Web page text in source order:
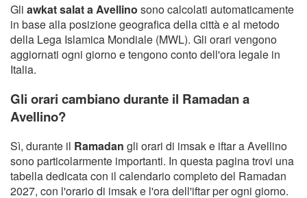
Gli awkat salat a Avellino sono calcolati automaticamente
in base alla posizione geografica della città e al metodo
della Lega Islamica Mondiale (MWL). Gli orari vengono
aggiornati ogni giorno e tengono conto dell'ora legale in
Italia.
Gli orari cambiano durante il Ramadan a
Avellino?
Sì, durante il Ramadan gli orari di imsak e iftar a Avellino
sono particolarmente importanti. In questa pagina trovi una
tabella dedicata con il calendario completo del Ramadan
2027, con l'orario di imsak e l'ora dell'iftar per ogni giorno.